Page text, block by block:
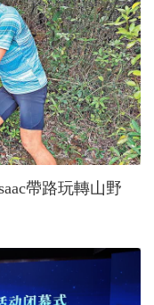
帶路玩轉山野